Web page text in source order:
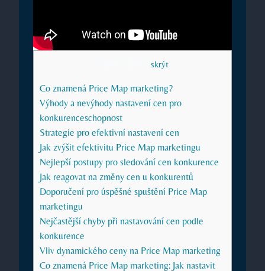
skrýt]
Co znamená Price Map marketing?
Výhody a nevýhody nastavení cen pro
konkurenceschopnost
Strategie pro efektivní nastavení cen
Jak zvýšit efektivitu Price Map marketingu
Nejlepší postupy pro sledování cen konkurence
Jak reagovat na změny cen u konkurentů
Doporučení pro úspěšné spuštění Price Map
marketingu
Nejčastější chyby při nastavování cen podle
konkurence
Vliv dynamického ceny na Price Map marketing
Co znamená Price Map marketing: Jak nastavit